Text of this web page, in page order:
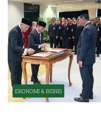
EKONOMI & BISNIS